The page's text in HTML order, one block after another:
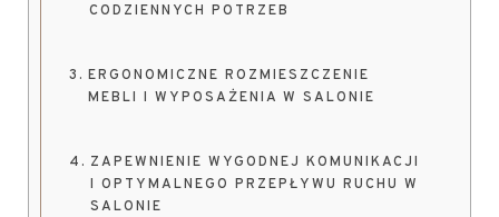
CODZIENNYCH POTRZEB
ERGONOMICZNE ROZMIESZCZENIE
MEBLI I WYPOSAŻENIA W SALONIE
ZAPEWNIENIE WYGODNEJ KOMUNIKACJI
I OPTYMALNEGO PRZEPŁYWU RUCHU W
SALONIE